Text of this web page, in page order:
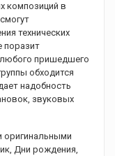
композиций в
технических
поразит
пришедшего
обходится
надобность
звуковых
оригинальными
Дни рождения,